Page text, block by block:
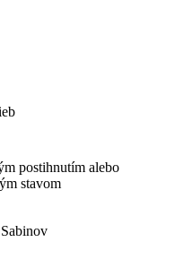
postihnutím alebo
stavom